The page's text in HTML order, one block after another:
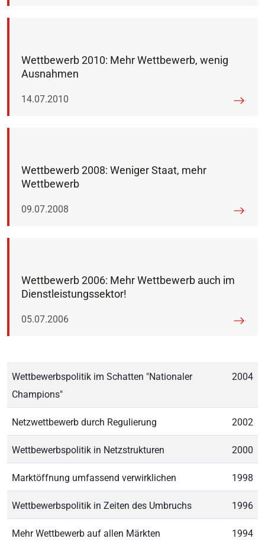
Wettbewerb 2010: Mehr Wettbewerb, wenig
Ausnahmen
Veröffentlicht am:
14.07.2010
Wettbewerb 2008: Weniger Staat, mehr
Wettbewerb
Veröffentlicht am:
09.07.2008
Wettbewerb 2006: Mehr Wettbewerb auch im
Dienstleistungssektor!
Veröffentlicht am:
05.07.2006
Wettbewerbspolitik im Schatten "Nationaler
Champions"
2004
Netzwettbewerb durch Regulierung 2002
Wettbewerbspolitik in Netzstrukturen 2000
Marktöffnung umfassend verwirklichen 1998
Wettbewerbspolitik in Zeiten des Umbruchs 1996
Mehr Wettbewerb auf allen Märkten 1994